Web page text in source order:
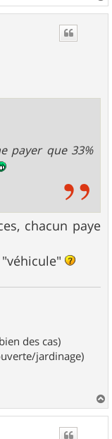
a
payer que 33%
chacun paye
des cas)
jardinage)
a